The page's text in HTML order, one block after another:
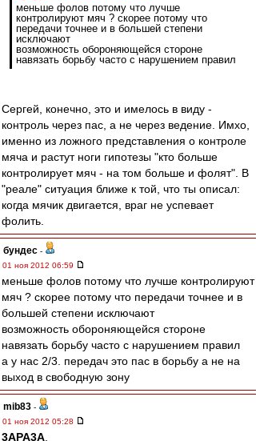
меньше фолов потому что лучше
контролируют мяч ? скорее потому что
передачи точнее и в большей степени
исключают
возможность обороняющейся стороне
навязать борьбу часто с нарушением правил
Сергей, конечно, это и имелось в виду -
контроль через пас, а не через ведение. Имхо,
именно из ложного представления о контроле
мяча и растут ноги гипотезы "кто больше
контролирует мяч - на том больше и фолят". В
"реале" ситуация ближе к той, что ты описал:
когда мячик двигается, враг не успевает
фолить.
бундес -
01 ноя 2012 06:59
меньше фолов потому что лучше контролируют
мяч ? скорее потому что передачи точнее и в
большей степени исключают
возможность обороняющейся стороне
навязать борьбу часто с нарушением правил
а у нас 2/3. передач это пас в борьбу а не на
выход в свободную зону
mib83 -
01 ноя 2012 05:28
3APA3A